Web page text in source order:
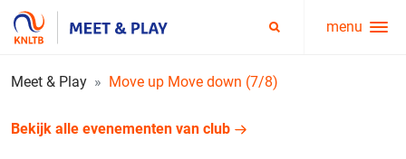
Service
menu
menu
Meet & Play Move up Move down (7/8)
Bekijk alle evenementen van club